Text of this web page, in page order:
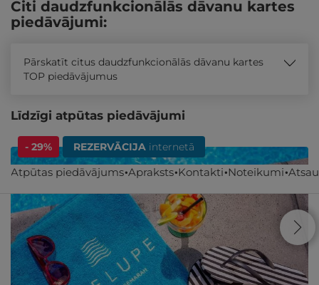
Atpūtas piedāvājums Apraksts Kontakti Noteikumi
Citi daudzfunkcionālās dāvanu kartes
piedāvājumi:
Pārskatīt citus daudzfunkcionālās dāvanu kartes
TOP piedāvājumus
Līdzīgi atpūtas piedāvājumi
- 29% REZERVĀCIJA internetā